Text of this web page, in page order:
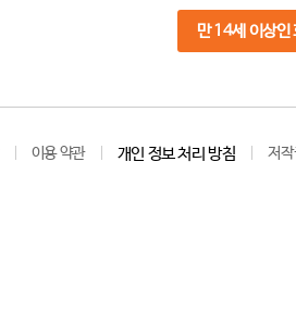
만 14세 이상인
이용 약관 개인 정보 처리 방침 저